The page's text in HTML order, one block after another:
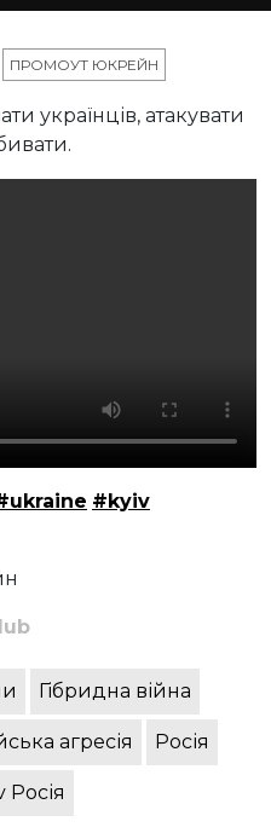
ПРОМОУТ ЮКРЕЙН
українців, атакувати
#kyiv
Гібридна війна
агресія Росія
Росія